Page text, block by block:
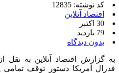
کد نوشته: 12835
اقتصاد آنلاین
30 اکتبر
79 بازدید
بدون دیدگاه
به گزارش اقتصاد آنلاین به نقل
فدرال آمریکا دستور توقف تمامی